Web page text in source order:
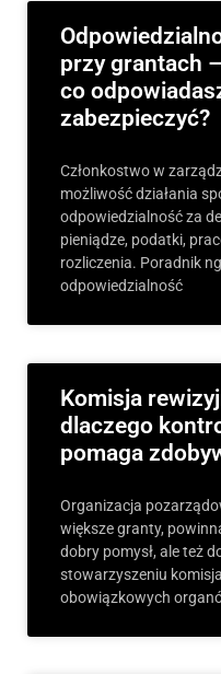
przy grantach
co
zabezpieczyć?
Członkostwo w
możliwość działania
odpowiedzialność za
pieniądze, podatki,
rozliczenia. Poradnik
odpowiedzialność
Komisja
dlaczego
pomaga
Organizacja
większe granty,
dobry pomysł, ale też
stowarzyszeniu
obowiązkowych